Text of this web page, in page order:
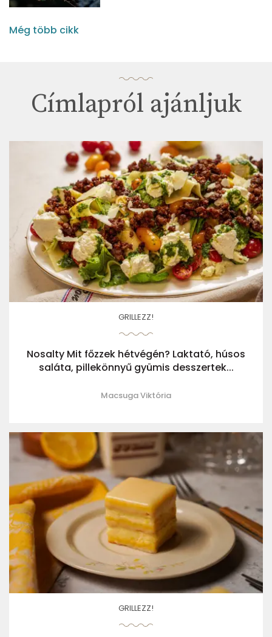
Még több cikk
Címlapról ajánljuk
GRILLEZZ!
Nosalty Mit főzzek hétvégén? Laktató, húsos
saláta, pillekönnyű gyümis desszertek...
Macsuga Viktória
GRILLEZZ!